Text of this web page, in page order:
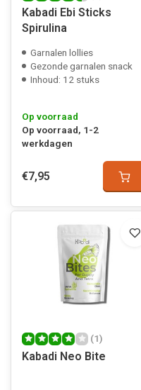
Kabadi Ebi Sticks
Spirulina
Garnalen lollies
Gezonde garnalen snack
Inhoud: 12 stuks
Op voorraad
Op voorraad, 1-2
werkdagen
€7,95
(1)
Kabadi Neo Bite